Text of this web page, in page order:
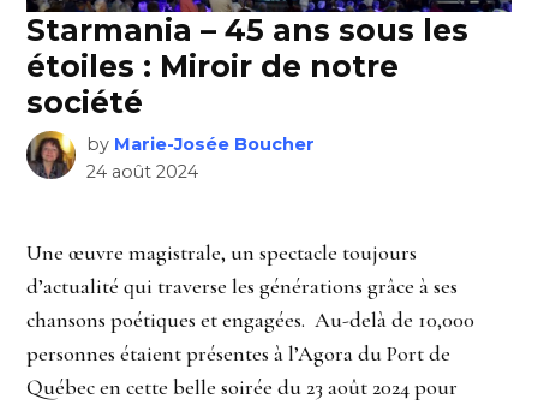
Starmania – 45 ans sous les
étoiles : Miroir de notre
société
by Marie-Josée Boucher
24 août 2024
Une œuvre magistrale, un spectacle toujours
d’actualité qui traverse les générations grâce à ses
chansons poétiques et engagées. Au-delà de 10,000
personnes étaient présentes à l’Agora du Port de
Québec en cette belle soirée du 23 août 2024 pour